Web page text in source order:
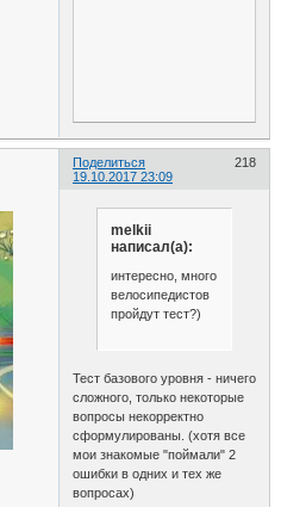
Поделиться
218
19.10.2017 23:09
melkii
написал(а):
интересно, много
велосипедистов
пройдут тест?)
Тест базового уровня - ничего
сложного, только некоторые
вопросы некорректно
сформулированы. (хотя все
мои знакомые "поймали" 2
ошибки в одних и тех же
вопросах)